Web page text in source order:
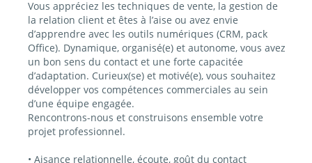
Vous appréciez les techniques de vente, la gestion de
la relation client et êtes à l’aise ou avez envie
d’apprendre avec les outils numériques (CRM, pack
Office). Dynamique, organisé(e) et autonome, vous avez
un bon sens du contact et une forte capacitée
d’adaptation. Curieux(se) et motivé(e), vous souhaitez
développer vos compétences commerciales au sein
d’une équipe engagée.
Rencontrons-nous et construisons ensemble votre
projet professionnel.
• Aisance relationnelle, écoute, goût du contact